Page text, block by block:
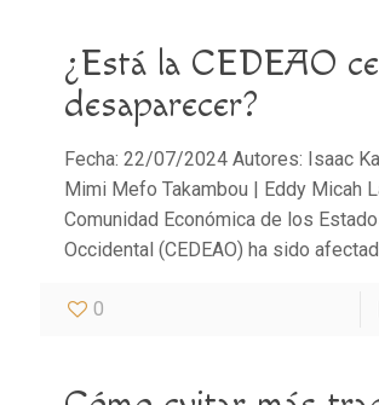
¿Está la CEDEAO
desaparecer?
Fecha: 22/07/2024 Autores: Isaac
Mimi Mefo Takambou | Eddy Micah
Comunidad Económica de los
Occidental (CEDEAO) ha sido
0